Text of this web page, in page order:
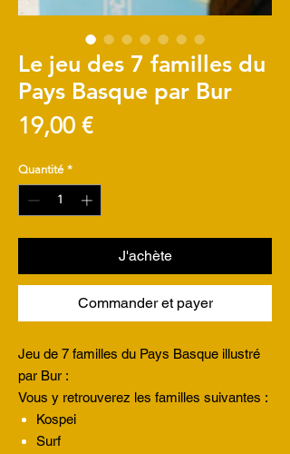
Le jeu des 7 familles du
Pays Basque par Bur
19,00 €Prix
Quantité *
J'achète
Commander et payer
Jeu de 7 familles du Pays Basque illustré
par Bur :
Vous y retrouverez les familles suivantes :
Kospei
Surf